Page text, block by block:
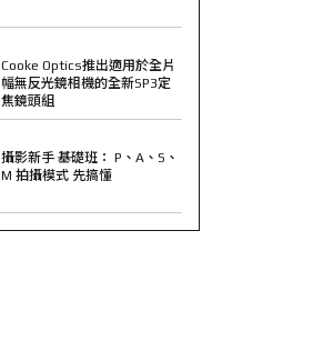
Cooke Optics推出適用於全片
幅無反光鏡相機的全新SP3定
焦鏡頭組
攝影新手 基礎班： P、A、S、
M 拍攝模式 先搞懂